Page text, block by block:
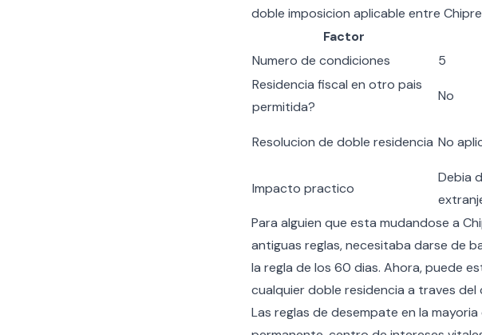
doble imposicion aplicable entre
Factor
Numero de condiciones
5
Residencia fiscal en otro pais
permitida?
No
Resolucion de doble residencia No
Impacto practico
Debia
Para alguien que esta mudandose a
antiguas reglas, necesitaba darse de
la regla de los 60 dias. Ahora, puede
cualquier doble residencia a traves
Las reglas de desempate en la